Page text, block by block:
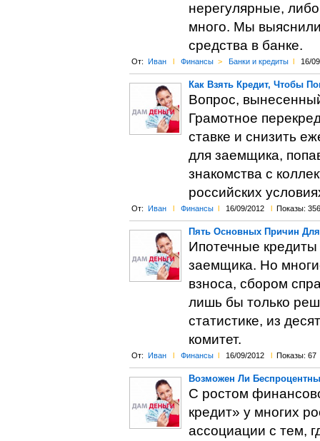
нерегулярные,
много. Мы
средства в банке.
От: Иван l Финансы > Банки и кредиты l 16/
Как Взять Кредит, Чтобы
Вопрос,
Грамотное
ставке и снизить
для заемщика,
знакомства с
российских
От: Иван l Финансы l 16/09/2012 l Показы: 356
Пять Основных Причин Для
Ипотечные
заемщика. Но
взноса, сбором
лишь бы только
статистике, из
комитет.
От: Иван l Финансы l 16/09/2012 l Показы: 67
Возможен Ли
С ростом
кредит» у многих
ассоциации с тем,